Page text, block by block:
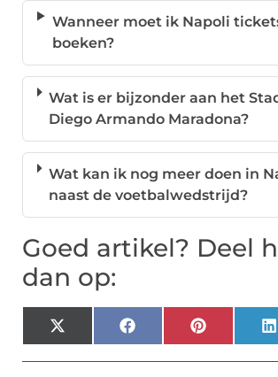
Wanneer moet ik Napoli
boeken?
Wat is er bijzonder aan het
Diego Armando Maradona?
Wat kan ik nog meer doen in
naast de voetbalwedstrijd?
Goed artikel? Deel
dan op:
X
(Twitter)
FacebookPinterest